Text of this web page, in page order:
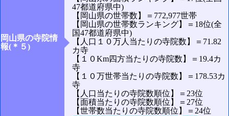
岡山県の寺院情
報(＊５)
47都道府県中)
【岡山県の世帯数】＝772,977世帯
【岡山県の世帯数ランキング】＝18位(全
国47都道府県中)
【人口１０万人当たりの寺院数】＝71.82
カ寺
【１０Km四方当たりの寺院数】＝19.4カ
寺
【１０万世帯当たりの寺院数】＝178.53カ
寺
【人口当たりの寺院数順位】＝23位
【面積当たりの寺院数順位】＝27位
【世帯数当たりの寺院数順位】＝24位